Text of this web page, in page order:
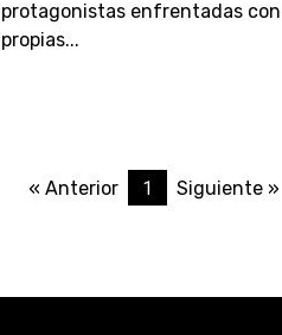
protagonistas enfrentadas
propias...
« Anterior 1 Siguiente »